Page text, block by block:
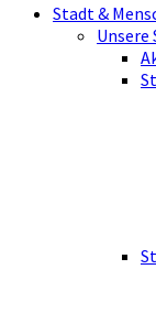
Stadt &
Unsere